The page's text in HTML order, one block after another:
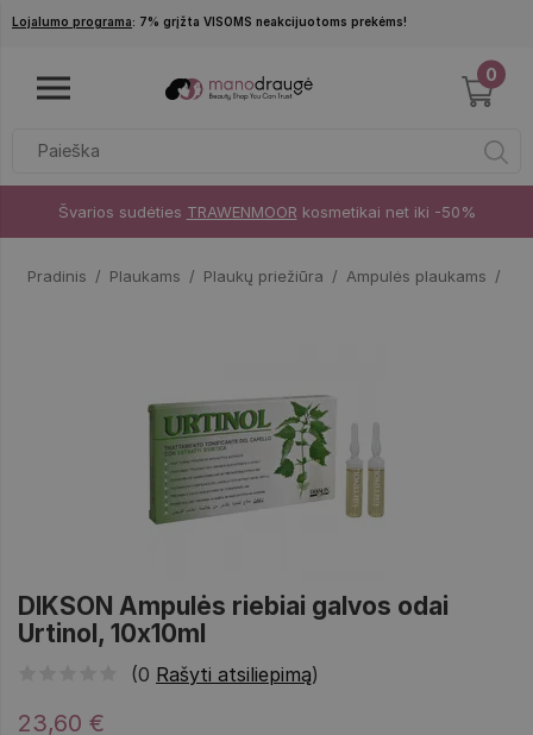
Pereiti į pagrindinį turinį
Lojalumo programa: 7% grįžta VISOMS neakcijuotoms prekėms!
0
Švarios sudėties TRAWENMOOR kosmetikai net iki -50%
Pradinis Plaukams Plaukų priežiūra Ampulės plaukams
DIKSON Ampulės riebiai galvos odai
Urtinol, 10x10ml
(0 Rašyti atsiliepimą)
23,60 €